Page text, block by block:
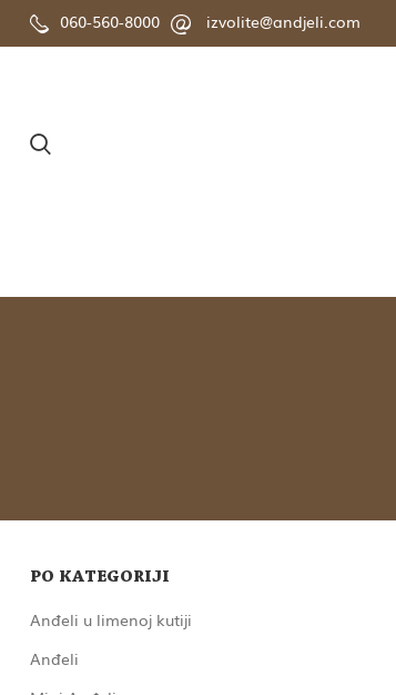
060-560-8000 izvolite@andjeli.com
PO KATEGORIJI
Anđeli u limenoj kutiji
Anđeli